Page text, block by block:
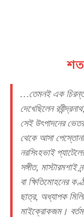
…তেমনই এক চিরন্তন
দেখেছিলেন
সেই উৎপাদনের
থেকে আসা
নরসিংহভাই
সঙ্গীত, মাস্টারমশাই
বা ক্ষিতিমোহনের
ছাত্র, অধ্যাপক
মাইক্রোকজম।